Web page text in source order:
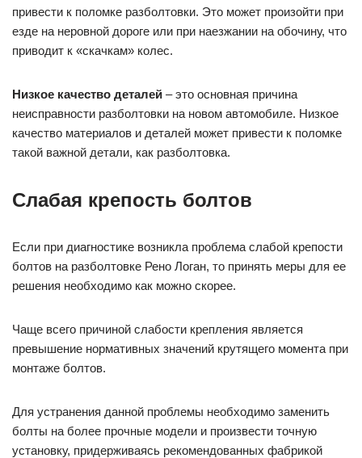
привести к поломке разболтовки. Это может произойти при
езде на неровной дороге или при наезжании на обочину, что
приводит к «скачкам» колес.
Низкое качество деталей – это основная причина
неисправности разболтовки на новом автомобиле. Низкое
качество материалов и деталей может привести к поломке
такой важной детали, как разболтовка.
Слабая крепость болтов
Если при диагностике возникла проблема слабой крепости
болтов на разболтовке Рено Логан, то принять меры для ее
решения необходимо как можно скорее.
Чаще всего причиной слабости крепления является
превышение нормативных значений крутящего момента при
монтаже болтов.
Для устранения данной проблемы необходимо заменить
болты на более прочные модели и произвести точную
установку, придерживаясь рекомендованных фабрикой